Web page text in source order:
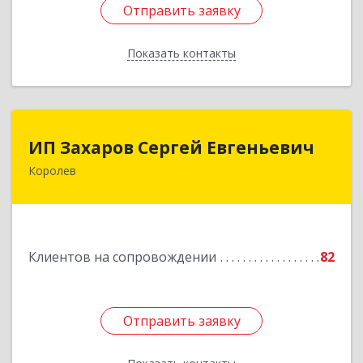
Отправить заявку
Показать контакты
Отправить заявку
Назад
ИП Захаров Сергей Евгеньевич
Королев
Клиентов на сопровождении 82
Отправить заявку
ИП Захаров Сергей Евгеньевич
Подробнее
Отправить заявку